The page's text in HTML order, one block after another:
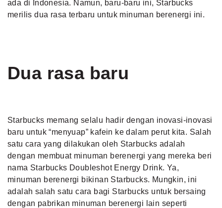
ada di Indonesia. Namun, baru-baru ini, Starbucks
merilis dua rasa terbaru untuk minuman berenergi ini.
Dua rasa baru
Starbucks memang selalu hadir dengan inovasi-inovasi
baru untuk “menyuap” kafein ke dalam perut kita. Salah
satu cara yang dilakukan oleh Starbucks adalah
dengan membuat minuman berenergi yang mereka beri
nama Starbucks Doubleshot Energy Drink. Ya,
minuman berenergi bikinan Starbucks. Mungkin, ini
adalah salah satu cara bagi Starbucks untuk bersaing
dengan pabrikan minuman berenergi lain seperti